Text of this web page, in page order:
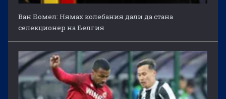
Ван Бомел: Нямах колебания дали да стана
селекционер на Белгия